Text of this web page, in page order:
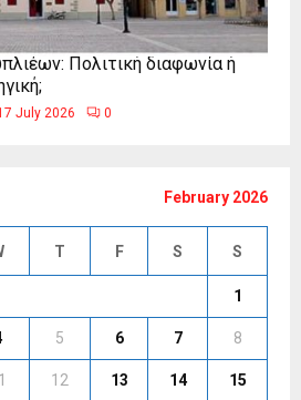
Πολιτική διαφωνία ή
July 2026 0
February 2026
T F S S
1
5 6 7 8
12 13 14 15